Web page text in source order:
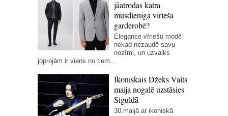
jāatrodas katra
mūsdienīga vīrieša
garderobē?
Elegance vīriešu modē
nekad nezaudē savu
nozīmi, un uzvalks
joprojām ir viens no tiem...
Ikoniskais Džeks Vaits
maija nogalē uzstāsies
Siguldā
30.maijā ar ikoniskā